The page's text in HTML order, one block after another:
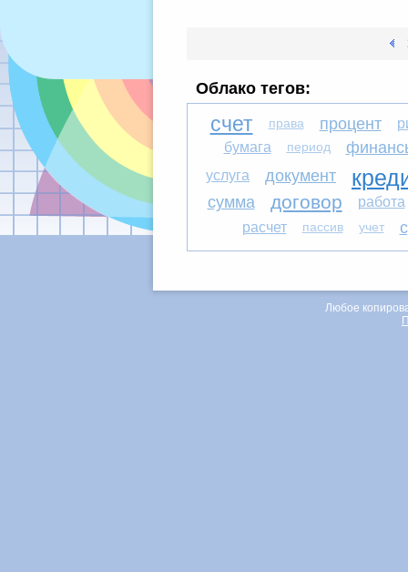
Облако тегов:
счет права процент
бумага
период
услуга документ
сумма договор
работа
расчет
пассив учет
Любое